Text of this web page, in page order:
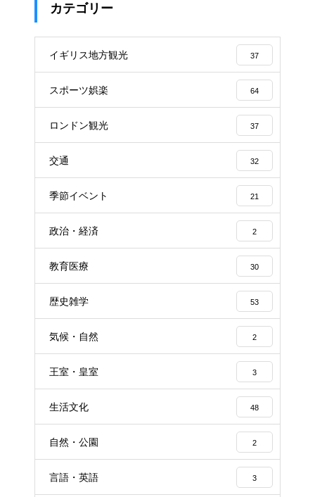
カテゴリー
イギリス地方観光 37
スポーツ娯楽 64
ロンドン観光 37
交通 32
季節イベント 21
政治・経済 2
教育医療 30
歴史雑学 53
気候・自然 2
王室・皇室 3
生活文化 48
自然・公園 2
言語・英語 3